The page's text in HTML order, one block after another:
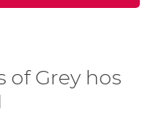
of Grey hos